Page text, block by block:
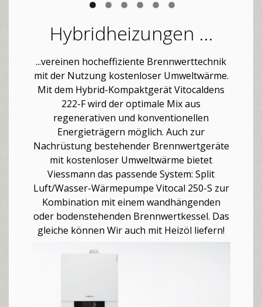
Hybridheizungen ...
...vereinen hocheffiziente Brennwerttechnik
mit der Nutzung kostenloser Umweltwärme.
Mit dem Hybrid-Kompaktgerät Vitocaldens
222-F wird der optimale Mix aus
regenerativen und konventionellen
Energieträgern möglich. Auch zur
Nachrüstung bestehender Brennwertgeräte
mit kostenloser Umweltwärme bietet
Viessmann das passende System: Split
Luft/Wasser-Wärmepumpe Vitocal 250-S zur
Kombination mit einem wandhängenden
oder bodenstehenden Brennwertkessel. Das
gleiche können Wir auch mit Heizöl liefern!